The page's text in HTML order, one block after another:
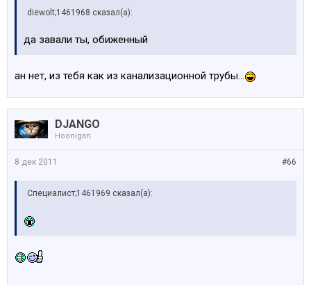
diewolt;1461968 сказал(а):
да завали ты, обиженный
ан нет, из тебя как из канализационной трубы...
DJANGO
Hoonigan
#66
8 дек 2011
Специалист;1461969 сказал(а):